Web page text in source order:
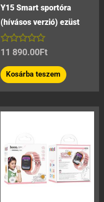
Y15 Smart sportóra
(hívásos verzió) ezüst
Értékelés:
/
5
11 890.00Ft
Kosárba teszem